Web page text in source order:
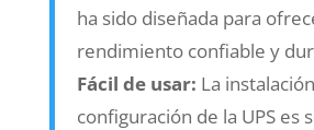
ha sido diseñada para
rendimiento confiable y
Fácil de usar: La
configuración de la UPS es